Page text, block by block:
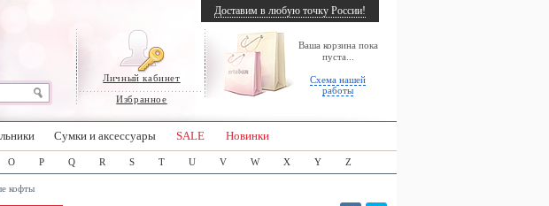
Личный кабинет
Избранное
Ваша корзина пока
пуста...
Схема нашей
работы
Доставим в любую точку России!
Сумки и аксессуары SALE Новинки
O P Q R S T U V W X Y Z
кофты